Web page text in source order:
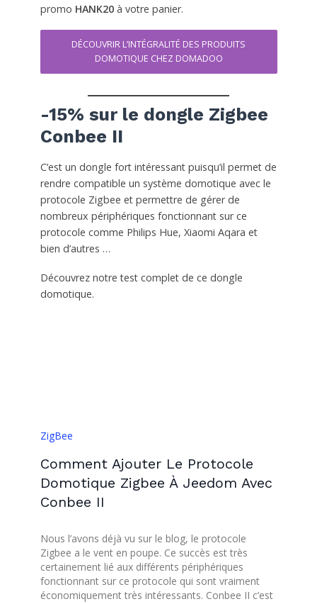
promo HANK20à votre panier.
DÉCOUVRIR L’INTÉGRALITÉ DES PRODUITS
DOMOTIQUE CHEZ DOMADOO
-15% sur le dongle Zigbee
Conbee II
C’est un dongle fort intéressant puisqu’il permet de
rendre compatible un système domotique avec le
protocole Zigbee et permettre de gérer de
nombreux périphériques fonctionnant sur ce
protocole comme Philips Hue, Xiaomi Aqara et
bien d’autres …
Découvrez notre test complet de ce dongle
domotique.
ZigBee
Comment Ajouter Le Protocole
Domotique Zigbee À Jeedom Avec
Conbee II
Nous l’avons déjà vu sur le blog, le protocole
Zigbee a le vent en poupe. Ce succès est très
certainement lié aux différents périphériques
fonctionnant sur ce protocole qui sont vraiment
économiquement très intéressants. Conbee II c’est